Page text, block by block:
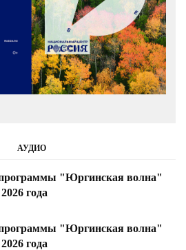
АУДИО
"Юргинская волна"
года
"Юргинская волна"
года